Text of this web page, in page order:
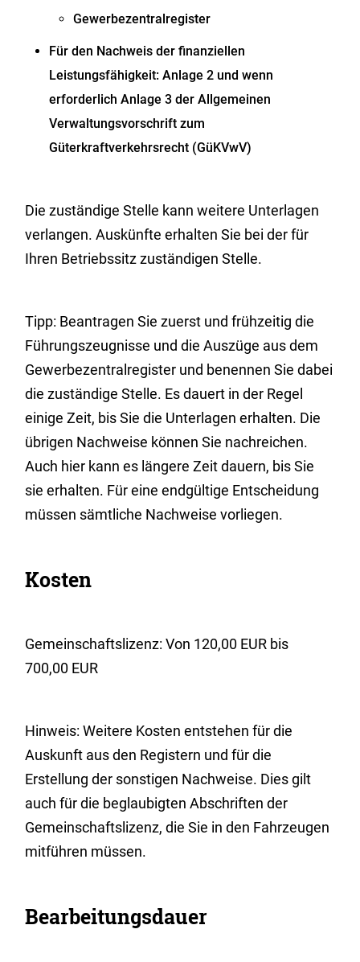
Gewerbezentralregister
Für den Nachweis der finanziellen
Leistungsfähigkeit: Anlage 2 und wenn
erforderlich Anlage 3 der Allgemeinen
Verwaltungsvorschrift zum
Güterkraftverkehrsrecht (GüKVwV)
Die zuständige Stelle kann weitere Unterlagen
verlangen. Auskünfte erhalten Sie bei der für
Ihren Betriebssitz zuständigen Stelle.
Tipp: Beantragen Sie zuerst und frühzeitig die
Führungszeugnisse und die Auszüge aus dem
Gewerbezentralregister und benennen Sie dabei
die zuständige Stelle. Es dauert in der Regel
einige Zeit, bis Sie die Unterlagen erhalten. Die
übrigen Nachweise können Sie nachreichen.
Auch hier kann es längere Zeit dauern, bis Sie
sie erhalten. Für eine endgültige Entscheidung
müssen sämtliche Nachweise vorliegen.
Kosten
Gemeinschaftslizenz: Von 120,00 EUR bis
700,00 EUR
Hinweis: Weitere Kosten entstehen für die
Auskunft aus den Registern und für die
Erstellung der sonstigen Nachweise. Dies gilt
auch für die beglaubigten Abschriften der
Gemeinschaftslizenz, die Sie in den Fahrzeugen
mitführen müssen.
Bearbeitungsdauer